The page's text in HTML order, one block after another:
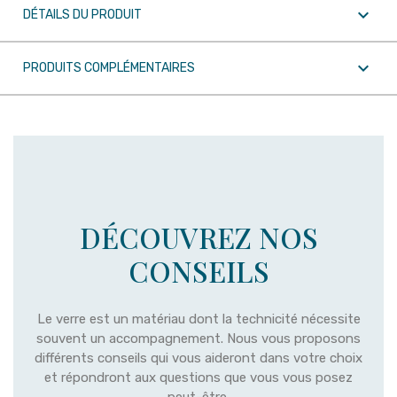
DÉTAILS DU PRODUIT 
PRODUITS COMPLÉMENTAIRES 
DÉCOUVREZ NOS
CONSEILS
Le verre est un matériau dont la technicité nécessite
souvent un accompagnement. Nous vous proposons
différents conseils qui vous aideront dans votre choix
et répondront aux questions que vous vous posez